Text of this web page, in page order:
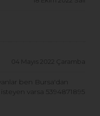
04 Mayıs 2022 Çaramba
ben Bursa'dan
varsa 5394871895